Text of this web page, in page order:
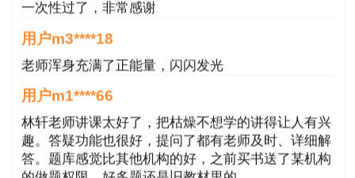
老师浑身充满了正能量，闪闪发光
用户m1****66
林轩老师讲课太好了，把枯燥不想学的讲得让人有兴
趣。答疑功能也很好，提问了都有老师及时、详细解
的做题权限，好多题还是旧教材里的
用户m2****68